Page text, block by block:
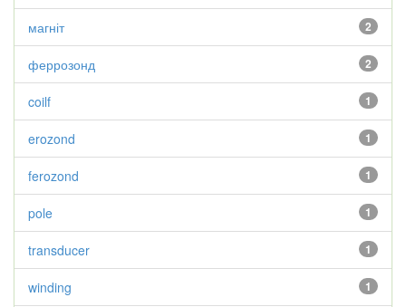
2
магніт
2
феррозонд
1
coilf
1
erozond
1
ferozond
1
pole
1
transducer
1
winding